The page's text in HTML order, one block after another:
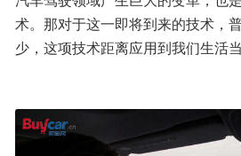
术。那对于这一即将到来的技术，
少，这项技术距离应用到我们生活